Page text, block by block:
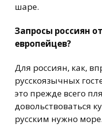
шаре.
Запросы россиян
европейцев?
Для россиян, как,
русскоязычных
это прежде всего
довольствоваться
русским нужно